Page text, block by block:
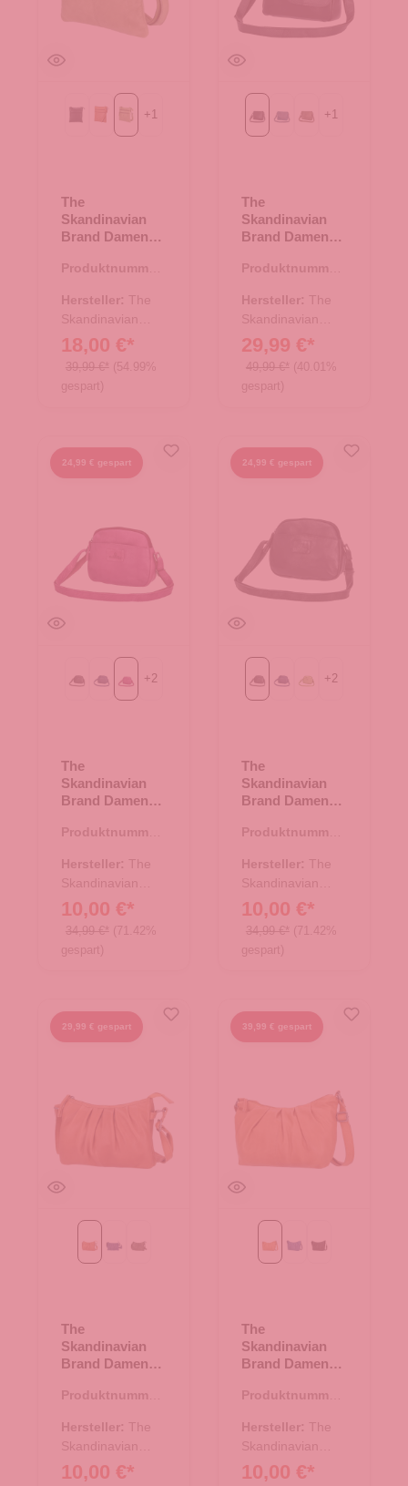
BlackCognacGreen
+1
The
Skandinavian
Brand Damen
Green
Produktnummer:
Hersteller: The
Skandinavian
Brand
18,00 €*
39,99 €* (54.99%
gespart)
BlackBlueGreen
+1
The
Skandinavian
Brand Damen
Umhängetasche
Produktnummer:
Hersteller: The
Skandinavian
Brand
29,99 €*
49,99 €* (40.01%
gespart)
24,99 € gespart
BlackBluePurple
+2
The
Skandinavian
Brand Damen
Umhängetasche
Produktnummer:
Hersteller: The
Skandinavian
Brand
10,00 €*
34,99 €* (71.42%
gespart)
24,99 € gespart
BlackBlueGreen
+2
The
Skandinavian
Brand Damen
Umhängetasche
Produktnummer:
Hersteller: The
Skandinavian
Brand
10,00 €*
34,99 €* (71.42%
gespart)
29,99 € gespart
Cognacblau grün
The
Skandinavian
Brand Damen
Umhängetasche
Produktnummer:
Hersteller: The
Skandinavian
Brand
10,00 €*
39,99 € gespart
Cognacblau schwarz
The
Skandinavian
Brand Damen
Schultertasche -
Produktnummer:
Hersteller: The
Skandinavian
Brand
10,00 €*